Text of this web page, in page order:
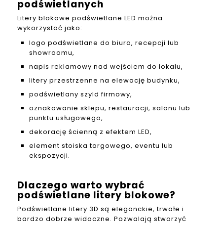
podświetlanych
Litery blokowe podświetlane LED można
wykorzystać jako:
logo podświetlane do biura, recepcji lub
showroomu,
napis reklamowy nad wejściem do lokalu,
litery przestrzenne na elewację budynku,
podświetlany szyld firmowy,
oznakowanie sklepu, restauracji, salonu lub
punktu usługowego,
dekorację ścienną z efektem LED,
element stoiska targowego, eventu lub
ekspozycji.
Dlaczego warto wybrać
podświetlane litery blokowe?
Podświetlane litery 3D są eleganckie, trwałe i
bardzo dobrze widoczne. Pozwalają stworzyć